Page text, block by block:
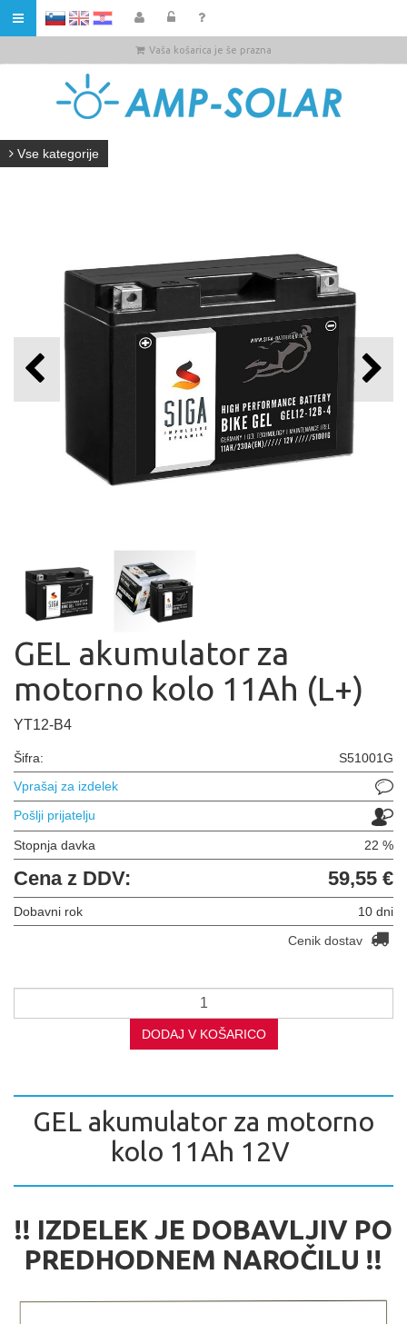
HR
Vaša košarica je še prazna
Vse kategorije
GEL akumulator za
motorno kolo 11Ah (L+)
YT12-B4
Šifra:
S51001G
Vprašaj za izdelek
Pošlji prijatelju
Stopnja davka 22 %
Cena z DDV: 59,55 €
Dobavni rok
10 dni
Cenik dostav
DODAJ V KOŠARICO
GEL akumulator za motorno
kolo 11Ah 12V
!! IZDELEK JE DOBAVLJIV PO
PREDHODNEM NAROČILU !!